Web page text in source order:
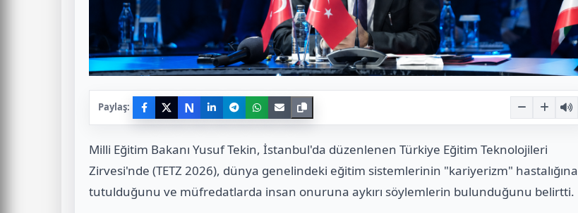
Paylaş: N
Milli Eğitim Bakanı Yusuf Tekin, İstanbul'da düzenlenen Türkiye Eğitim Teknolojileri
Zirvesi'nde (TETZ 2026), dünya genelindeki eğitim sistemlerinin "kariyerizm" hastalığına
tutulduğunu ve müfredatlarda insan onuruna aykırı söylemlerin bulunduğunu belirtti.